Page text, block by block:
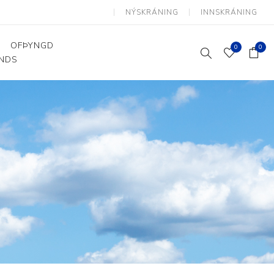
NÝSKRÁNING INNSKRÁNING
Hjálpartæki
Flutningshjálpartæki
Gönguhjálpartæki
Smáhjálpartæki
stólar
OFÞYNGD
0 0